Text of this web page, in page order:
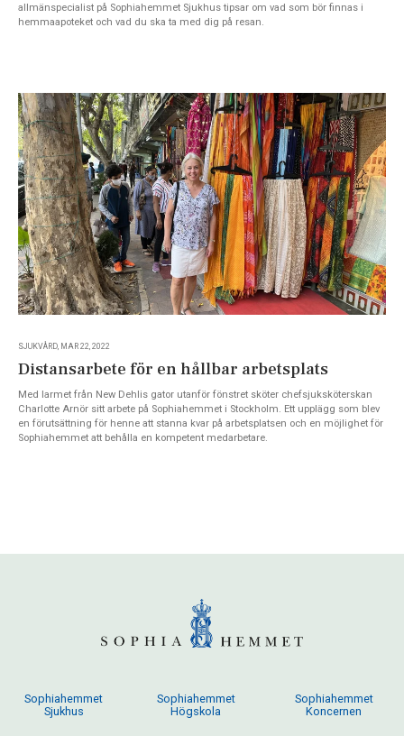
allmänspecialist på Sophiahemmet Sjukhus tipsar om vad som bör finnas i
hemmaapoteket och vad du ska ta med dig på resan.
SJUKVÅRD, MAR 22, 2022
Distansarbete för en hållbar arbetsplats
Med larmet från New Dehlis gator utanför fönstret sköter chefsjuksköterskan
Charlotte Arnör sitt arbete på Sophiahemmet i Stockholm. Ett upplägg som blev
en förutsättning för henne att stanna kvar på arbetsplatsen och en möjlighet för
Sophiahemmet att behålla en kompetent medarbetare.
Sophiahemmet
Sjukhus
Sophiahemmet
Högskola
Sophiahemmet
Koncernen